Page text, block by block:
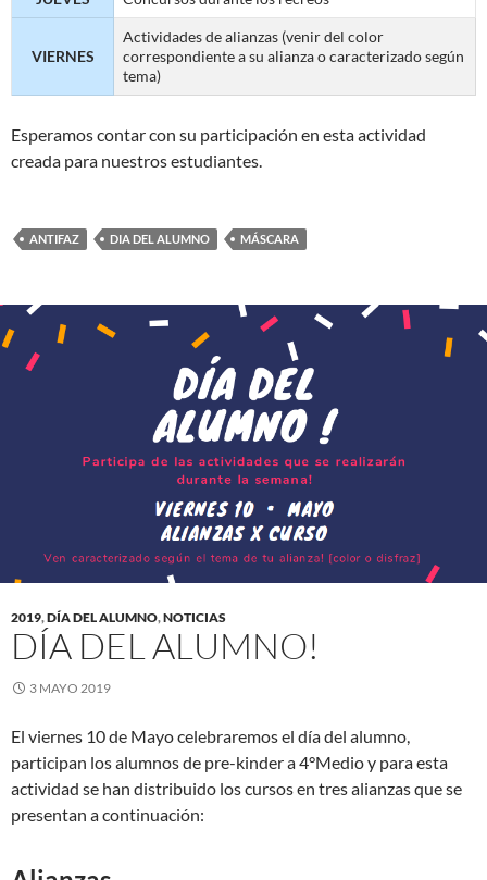
VIERNES
Actividades de alianzas (venir del color
correspondiente a su alianza o caracterizado según
tema)
Esperamos contar con su participación en esta actividad
creada para nuestros estudiantes.
ANTIFAZ DIA DEL ALUMNO MÁSCARA
2019,DÍA DEL ALUMNO,NOTICIAS
DÍA DEL ALUMNO!
3 MAYO 2019
El viernes 10 de Mayo celebraremos el día del alumno,
participan los alumnos de pre-kinder a 4°Medio y para esta
actividad se han distribuido los cursos en tres alianzas que se
presentan a continuación: